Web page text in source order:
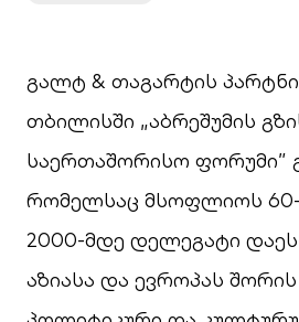
გალტ & თაგარტის
თბილისში „აბრეშუმის
საერთაშორისო ფორუმი”
რომელსაც მსოფლიოს 60-
2000-მდე დელეგატი
აზიასა და ევროპას